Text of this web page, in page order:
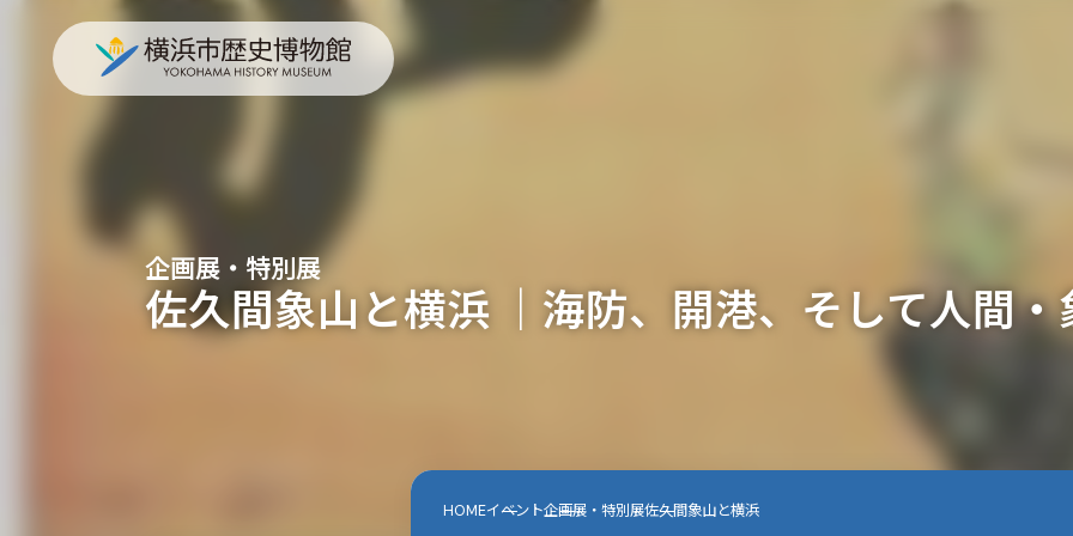
佐久間象山と横浜 ｜海防、開港、そして人間・
企画展・特別展
HOMEイベント企画展・特別展佐久間象山と横浜